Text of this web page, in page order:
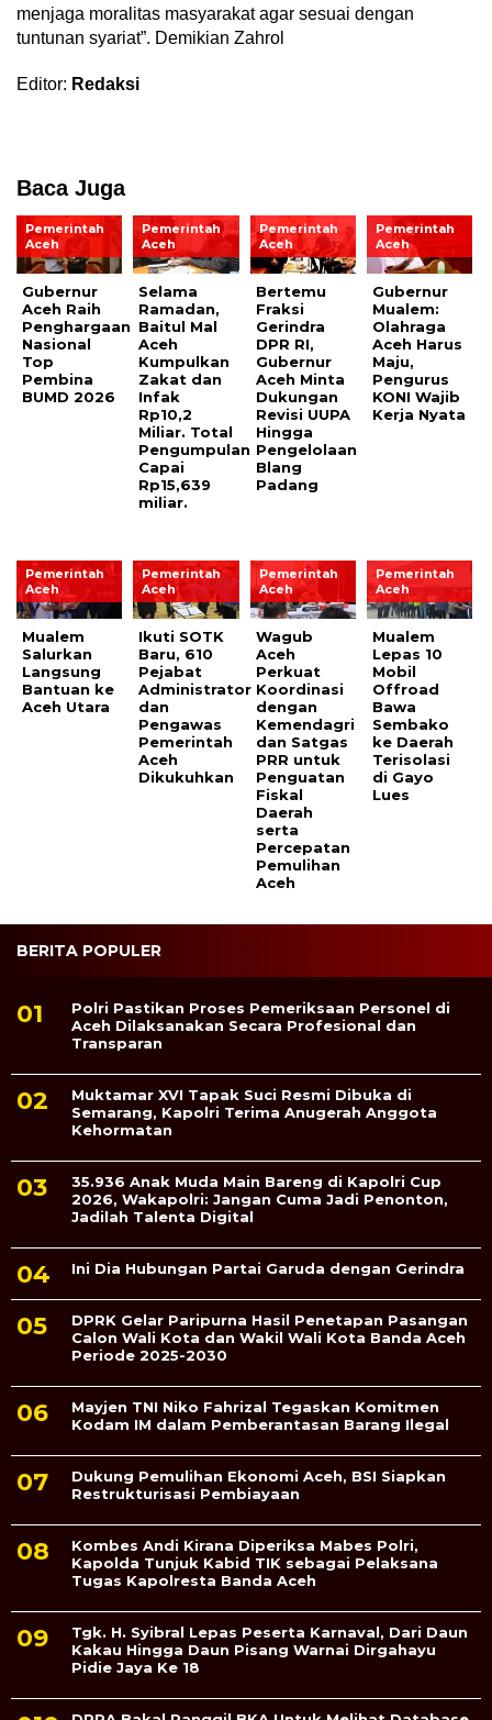
menjaga moralitas masyarakat agar sesuai dengan
tuntunan syariat”. Demikian Zahrol
Editor: Redaksi
Baca Juga
Pemerintah
Aceh
Gubernur
Aceh Raih
Penghargaan
Nasional
Top
Pembina
BUMD 2026
Pemerintah
Aceh
Selama
Ramadan,
Baitul Mal
Aceh
Kumpulkan
Zakat dan
Infak
Rp10,2
Miliar. Total
Pengumpulan
Capai
Rp15,639
miliar.
Pemerintah
Aceh
Bertemu
Fraksi
Gerindra
DPR RI,
Gubernur
Aceh Minta
Dukungan
Revisi UUPA
Hingga
Pengelolaan
Blang
Padang
Pemerintah
Aceh
Gubernur
Mualem:
Olahraga
Aceh Harus
Maju,
Pengurus
KONI Wajib
Kerja Nyata
Pemerintah
Aceh
Mualem
Salurkan
Langsung
Bantuan ke
Aceh Utara
Pemerintah
Aceh
Ikuti SOTK
Baru, 610
Pejabat
Administrator
dan
Pengawas
Pemerintah
Aceh
Dikukuhkan
Pemerintah
Aceh
Wagub
Aceh
Perkuat
Koordinasi
dengan
Kemendagri
dan Satgas
PRR untuk
Penguatan
Fiskal
Daerah
serta
Percepatan
Pemulihan
Aceh
Pemerintah
Aceh
Mualem
Lepas 10
Mobil
Offroad
Bawa
Sembako
ke Daerah
Terisolasi
di Gayo
Lues
BERITA POPULER
Polri Pastikan Proses Pemeriksaan Personel di
Aceh Dilaksanakan Secara Profesional dan
Transparan
Muktamar XVI Tapak Suci Resmi Dibuka di
Semarang, Kapolri Terima Anugerah Anggota
Kehormatan
35.936 Anak Muda Main Bareng di Kapolri Cup
2026, Wakapolri: Jangan Cuma Jadi Penonton,
Jadilah Talenta Digital
Ini Dia Hubungan Partai Garuda dengan Gerindra
DPRK Gelar Paripurna Hasil Penetapan Pasangan
Calon Wali Kota dan Wakil Wali Kota Banda Aceh
Periode 2025-2030
Mayjen TNI Niko Fahrizal Tegaskan Komitmen
Kodam IM dalam Pemberantasan Barang Ilegal
Dukung Pemulihan Ekonomi Aceh, BSI Siapkan
Restrukturisasi Pembiayaan
Kombes Andi Kirana Diperiksa Mabes Polri,
Kapolda Tunjuk Kabid TIK sebagai Pelaksana
Tugas Kapolresta Banda Aceh
Tgk. H. Syibral Lepas Peserta Karnaval, Dari Daun
Kakau Hingga Daun Pisang Warnai Dirgahayu
Pidie Jaya Ke 18